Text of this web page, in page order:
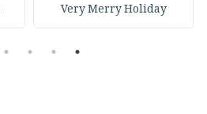
Very Merry Holiday
1
2
3
4